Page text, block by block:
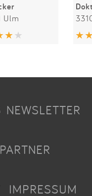
Ulm
NEWSLETTER
PARTNER
IMPRESSUM